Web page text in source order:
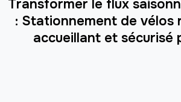
Transformer le flux
: Stationnement de vélos
accueillant et sécurisé